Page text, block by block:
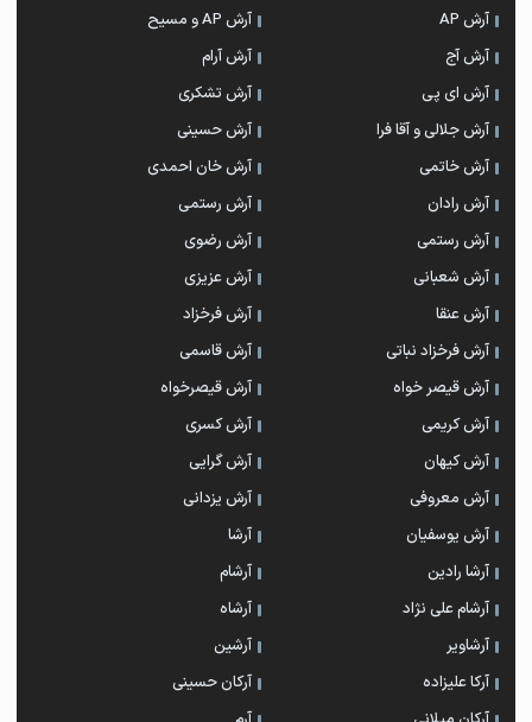
آرش AP
آرش AP و مسیح
آرش آج
آرش آرام
آرش ای پی
آرش تشکری
آرش جلالی و آقا فرا
آرش حسینی
آرش خاتمی
آرش خان احمدی
آرش رادان
آرش رستمى
آرش رستمی
آرش رضوی
آرش شعبانی
آرش عزیزی
آرش عنقا
آرش فرخزاد
آرش فرخزاد نباتی
آرش قاسمی
آرش قیصر خواه
آرش قیصرخواه
آرش کریمی
آرش کسری
آرش کیهان
آرش گرایی
آرش معروفی
آرش یزدانی
آرش یوسفیان
آرشا
آرشا رادین
آرشام
آرشام علی نژاد
آرشاه
آرشاویر
آرشین
آرکا علیزاده
آرکان حسینی